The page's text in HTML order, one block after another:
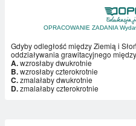
OPRACOWANIE ZADANIA
Gdyby odległość między Ziemią i
oddziaływania grawitacyjnego
A.wzrosłaby dwukrotnie
B.wzrosłaby czterokrotnie
C.zmalałaby dwukrotnie
D.zmalałaby czterokrotnie